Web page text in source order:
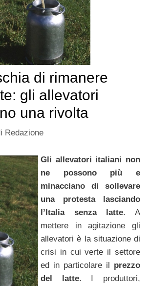
di rimanere
gli allevatori
una rivolta
Redazione
Gli allevatori italiani non
ne possono più e
minacciano di sollevare
una protesta lasciando
l’Italia senza latte. A
mettere in agitazione gli
allevatori è la situazione di
crisi in cui verte il settore
ed in particolare il prezzo
del latte. I produttori,